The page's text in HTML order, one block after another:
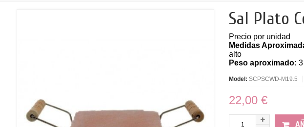
Sal Plato
Precio por unidad
Medidas
alto
Peso aproximado:
Model: SCPSCWD-M19.5
22,00 €